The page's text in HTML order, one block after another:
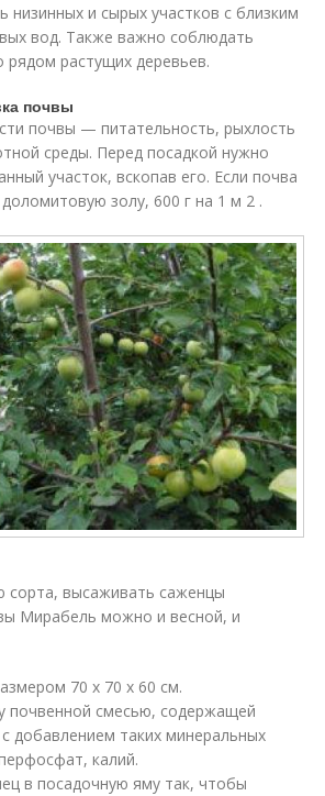
низинных и сырых участков с близким
вод. Также важно соблюдать
рядом растущих деревьев.
почвы
почвы — питательность, рыхлость
среды. Перед посадкой нужно
участок, вскопав его. Если почва
золу, 600 г на 1 м 2 .
сорта, высаживать саженцы
Мирабель можно и весной, и
70 х 70 х 60 см.
почвенной смесью, содержащей
добавлением таких минеральных
калий.
в посадочную яму так, чтобы